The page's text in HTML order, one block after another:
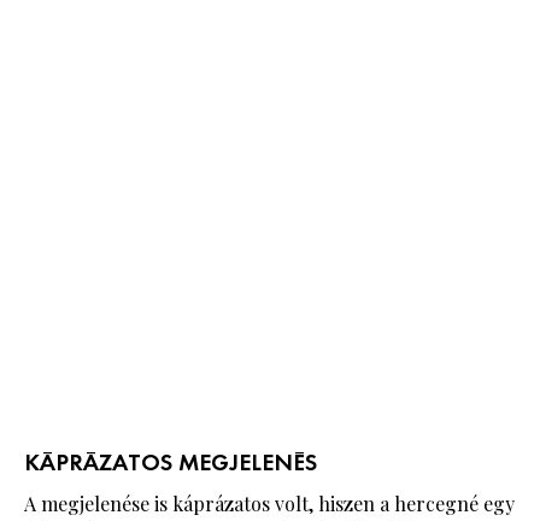
KÁPRÁZATOS MEGJELENÉS
A megjelenése is káprázatos volt, hiszen a hercegné egy